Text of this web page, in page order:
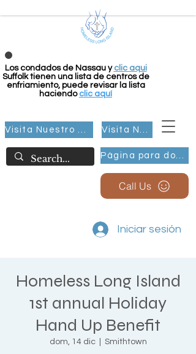
Los condados de Nassau y clic aqui
Suffolk tienen una lista de centros de
enfriamiento, puede revisar la lista
haciendo clic aquí
Página para donar
Visita Nuestro Grupo Visita Nuestro Grupo
Call Us
Iniciar sesión
Homeless Long Island
1st annual Holiday
Hand Up Benefit
dom, 14 dic
  |
Smithtown